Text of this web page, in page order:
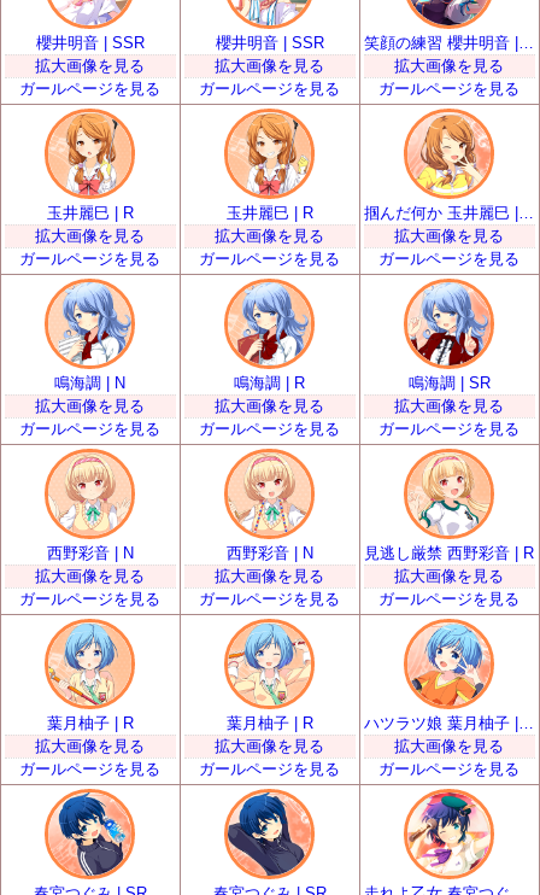
櫻井明音 | SSR
拡大画像を見る
ガールページを見る
櫻井明音 | SSR
拡大画像を見る
ガールページを見る
拡大画像を見る
ガールページを見る
玉井麗巳 | R
拡大画像を見る
ガールページを見る
玉井麗巳 | R
拡大画像を見る
ガールページを見る
拡大画像を見る
ガールページを見る
鳴海調 | N
拡大画像を見る
ガールページを見る
鳴海調 | R
拡大画像を見る
ガールページを見る
鳴海調 | SR
拡大画像を見る
ガールページを見る
西野彩音 | N
拡大画像を見る
ガールページを見る
西野彩音 | N
拡大画像を見る
ガールページを見る
見逃し厳禁 西野彩音 | R
拡大画像を見る
ガールページを見る
葉月柚子 | R
拡大画像を見る
ガールページを見る
葉月柚子 | R
拡大画像を見る
ガールページを見る
拡大画像を見る
ガールページを見る